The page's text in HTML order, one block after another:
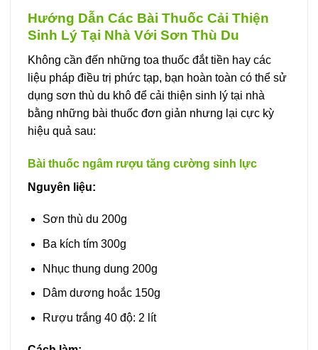
Hướng Dẫn Các Bài Thuốc Cải Thiện
Sinh Lý Tại Nhà Với Sơn Thù Du
Không cần đến những toa thuốc đắt tiền hay các
liệu pháp điều trị phức tạp, bạn hoàn toàn có thể sử
dụng sơn thù du khô để cải thiện sinh lý tại nhà
bằng những bài thuốc đơn giản nhưng lại cực kỳ
hiệu quả sau:
Bài thuốc ngâm rượu tăng cường sinh lực
Nguyên liệu:
Sơn thù du 200g
Ba kích tím 300g
Nhục thung dung 200g
Dâm dương hoắc 150g
Rượu trắng 40 độ: 2 lít